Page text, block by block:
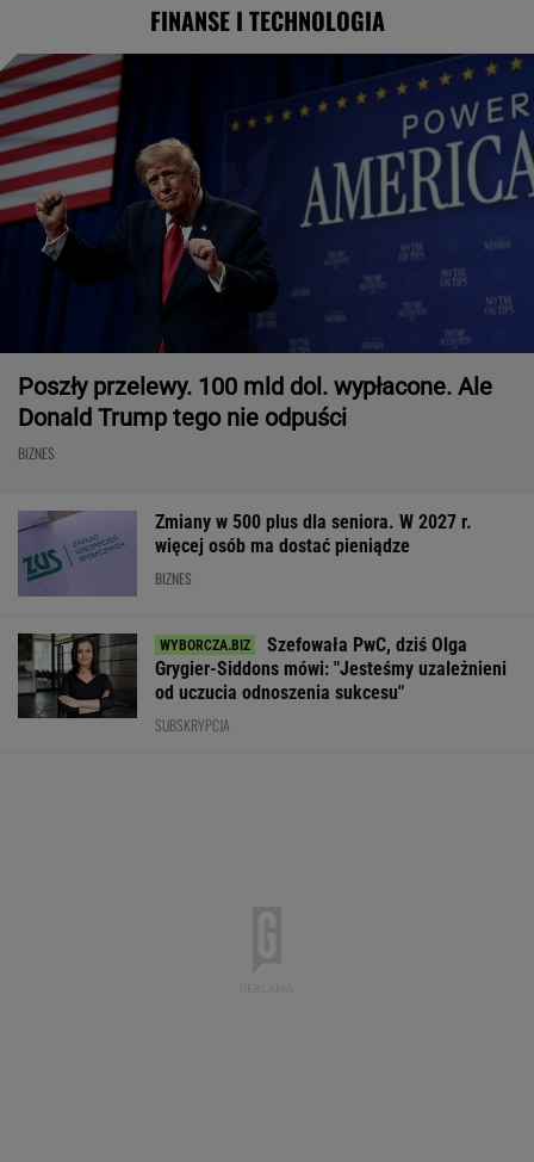
FINANSE I TECHNOLOGIA
Poszły przelewy. 100 mld dol. wypłacone. Ale
Donald Trump tego nie odpuści
BIZNES
Zmiany w 500 plus dla seniora. W 2027 r.
więcej osób ma dostać pieniądze
BIZNES
Szefowała PwC, dziś Olga
Grygier-Siddons mówi: "Jesteśmy uzależnieni
od uczucia odnoszenia sukcesu"
SUBSKRYPCJA